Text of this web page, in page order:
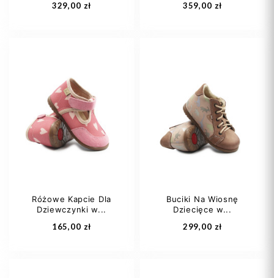
329,00 zł
21
23
24 +1
Dodaj do koszyka
359,00 zł
21
23
24 +1
Dodaj do koszyka
Różowe Kapcie Dla
Dziewczynki w...
165,00 zł
Buciki Na Wiosnę
Dziecięce w...
299,00 zł